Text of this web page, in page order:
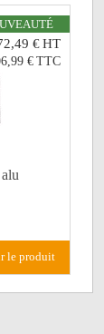
€HT
€ TTC
le produit